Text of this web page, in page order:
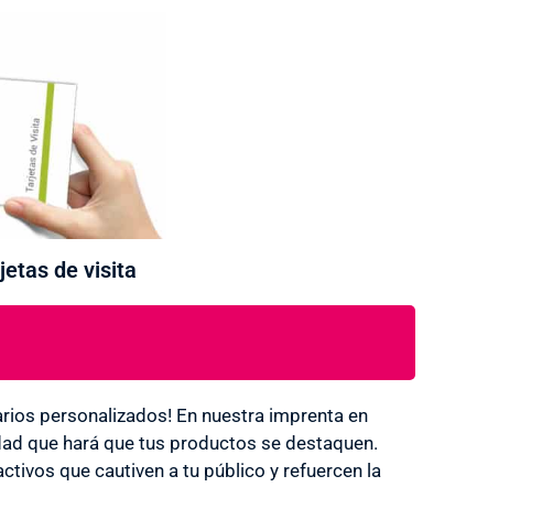
de visita
personalizados! En nuestra imprenta en
que hará que tus productos se destaquen.
que cautiven a tu público y refuercen la